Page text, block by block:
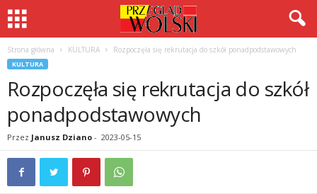
Strona główna KULTURA Rozpoczęła się rekrutacja do szkół ponadpodstawowych
KULTURA
Rozpoczęła się rekrutacja do szkół
ponadpodstawowych
Przez Janusz Dziano - 2023-05-15